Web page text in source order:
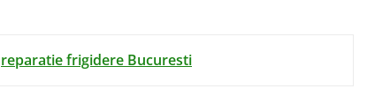
reparatie frigidere Bucuresti